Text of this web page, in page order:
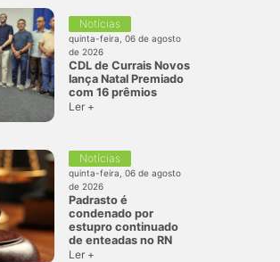
Notícias
quinta-feira, 06 de agosto
de 2026
CDL de Currais Novos
lança Natal Premiado
com 16 prêmios
Ler +
Notícias
quinta-feira, 06 de agosto
de 2026
Padrasto é
condenado por
estupro continuado
de enteadas no RN
Ler +